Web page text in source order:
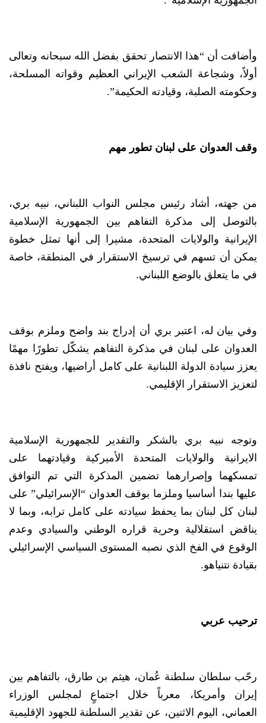
وأضافت أن “هذا الانتصار تحقق بفضل الله سبحانه وتعالى
أولاً، وشجاعة الشعب الإيراني العظيم وقواته المسلحة،
وحكومته الصلبة، وقيادته الحكيمة”.
وقف العدوان على لبنان تطور مهم
من جهته، أشاد رئيس مجلس النواب اللبناني، نبيه بري،
بالتوصل إلى مذكرة التفاهم بين الجمهورية الإسلامية
الإيرانية والولايات المتحدة، مشيرا إلى أنها تمثل خطوة
يمكن أن تسهم في ترسيخ الاستقرار في المنطقة، خاصة
في ما يتعلق بالوضع اللبناني.
وفي بيان له، اعتبر بري أن إدراج بند واضح وملزم بوقف
العدوان على لبنان في مذكرة التفاهم يشكّل تطورًا مهمًا
يعزز سيادة الدولة اللبنانية على كامل أراضيها، ويفتح نافذة
لتعزيز الاستقرار الإقليمي.
وتوجه نبيه بري بالشكر والتقدير للجمهورية الإسلامية
الايرانية والولايات المتحدة الأميركية وقيادتهما على
تمسكهما وإصرارهما تضمين المذكرة التي تم التوافق
عليها بندا أساسيا وملزما بوقف العدوان “الإسرائيلي” على
لبنان كل لبنان بما يحفظ سيادته على كامل ترابه، وبما لا
يناقض استقلالية وحرية قراره الوطني والسيادي وعدم
الوقوع في الفخ الذي نصبه المستوى السياسي الإسرائيلي
بقيادة نتنياهو.
ترحيب عربي
رحّب سلطان سلطنة عُمان، هيثم بن طارق، بالتفاهم بين
إيران وأمريكا، معرباً خلال اجتماعٍ لمجلس الوزراء
العماني، اليوم الاثنين، عن تقدير السلطنة للجهود الإقليمية